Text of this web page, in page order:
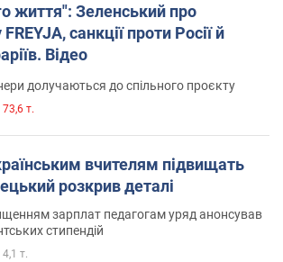
життя": Зеленський про
санкції проти Росії й
Відео
долучаються до спільного проєкту
73,6 т.
вчителям підвищать
розкрив деталі
зарплат педагогам уряд анонсував
стипендій
4,1 т.